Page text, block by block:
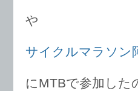
や
サイクルマラソン
にMTBで参加した